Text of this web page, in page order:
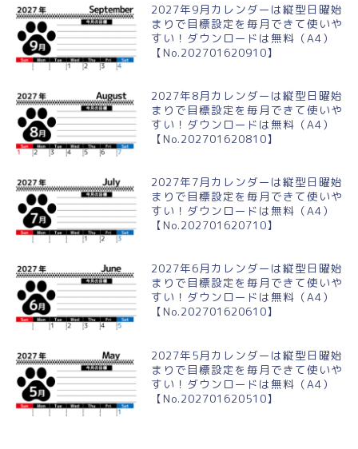
2027年9月カレンダーは縦型日曜始
まりで目標設定を毎月できて使いや
すい！ダウンロードは無料（A4）
【No.202701620910】
2027年8月カレンダーは縦型日曜始
まりで目標設定を毎月できて使いや
すい！ダウンロードは無料（A4）
【No.202701620810】
2027年7月カレンダーは縦型日曜始
まりで目標設定を毎月できて使いや
すい！ダウンロードは無料（A4）
【No.202701620710】
2027年6月カレンダーは縦型日曜始
まりで目標設定を毎月できて使いや
すい！ダウンロードは無料（A4）
【No.202701620610】
2027年5月カレンダーは縦型日曜始
まりで目標設定を毎月できて使いや
すい！ダウンロードは無料（A4）
【No.202701620510】